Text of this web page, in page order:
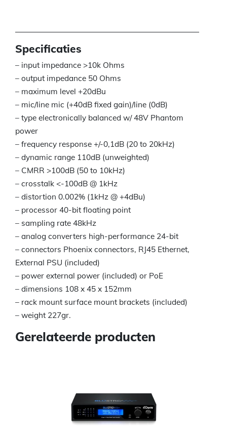
Specificaties
– input impedance >10k Ohms
– output impedance 50 Ohms
– maximum level +20dBu
– mic/line mic (+40dB fixed gain)/line (0dB)
– type electronically balanced w/ 48V Phantom
power
– frequency response +/-0,1dB (20 to 20kHz)
– dynamic range 110dB (unweighted)
– CMRR >100dB (50 to 10kHz)
– crosstalk <-100dB @ 1kHz
– distortion 0.002% (1kHz @ +4dBu)
– processor 40-bit floating point
– sampling rate 48kHz
– analog converters high-performance 24-bit
– connectors Phoenix connectors, RJ45 Ethernet,
External PSU (included)
– power external power (included) or PoE
– dimensions 108 x 45 x 152mm
– rack mount surface mount brackets (included)
– weight 227gr.
Gerelateerde producten